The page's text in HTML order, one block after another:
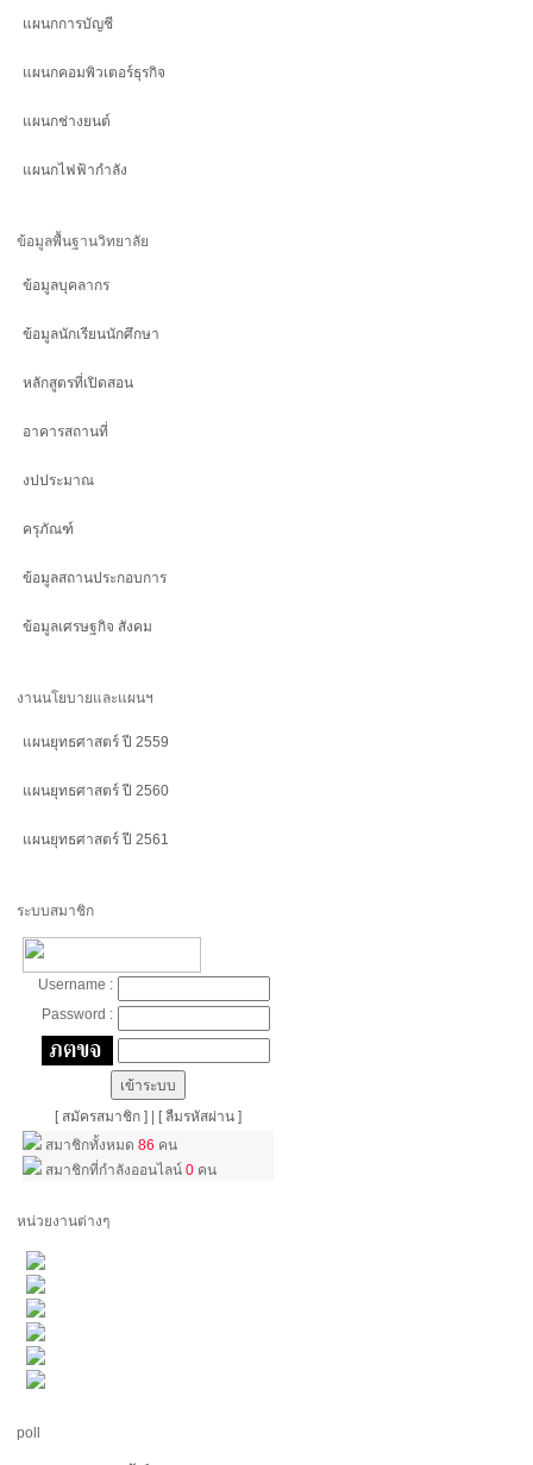
แผนกการบัญชี
แผนกคอมพิวเตอร์ธุรกิจ
แผนกช่างยนต์
แผนกไฟฟ้ากำลัง
ข้อมูลพื้นฐานวิทยาลัย
ข้อมูลบุคลากร
ข้อมูลนักเรียนนักศึกษา
หลักสูตรที่เปิดสอน
อาคารสถานที่
งปประมาณ
ครุภัณฑ์
ข้อมูลสถานประกอบการ
ข้อมูลเศรษฐกิจ สังคม
งานนโยบายและแผนฯ
แผนยุทธศาสตร์ ปี 2559
แผนยุทธศาสตร์ ปี 2560
แผนยุทธศาสตร์ ปี 2561
ระบบสมาชิก
Username :
Password :
[ สมัครสมาชิก ]
[ ลืมรหัสผ่าน ]
สมาชิกทั้งหมด 86 คน
สมาชิกที่กำลังออนไลน์ 0 คน
หน่วยงานต่างๆ
poll